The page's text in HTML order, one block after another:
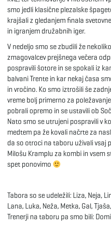
smo jedli klasične plezalske
krajšali z gledanjem finala
in igranjem družabnih iger.
V nedeljo smo se zbudili že
zmagovalcev prejšnega večera
pospravili šotore in se spokali iz
balvani Trente in kar nekaj časa
in vročino. Ko smo iztrošili še
vreme bolj primerno za
pobrali opremo in se ustavili ob
Nato smo se utrujeni pospravili v
medtem pa že kovali načrte za
da so otroci na taboru uživali vsaj
Milošu Kramplu za kombi in vsem
spet ponovimo
Tabora so se udeležili: Liza, Neja,
Lana, Luka, Neža, Metka, Gal,
Trenerji na taboru pa smo bili: